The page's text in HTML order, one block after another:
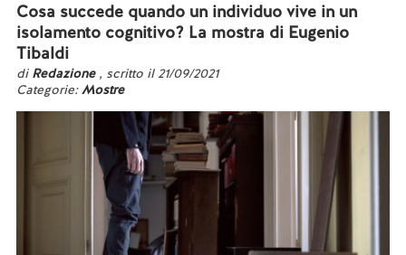
Cosa succede quando un individuo vive in un
isolamento cognitivo? La mostra di Eugenio
Tibaldi
di Redazione , scritto il 21/09/2021
Categorie:Mostre